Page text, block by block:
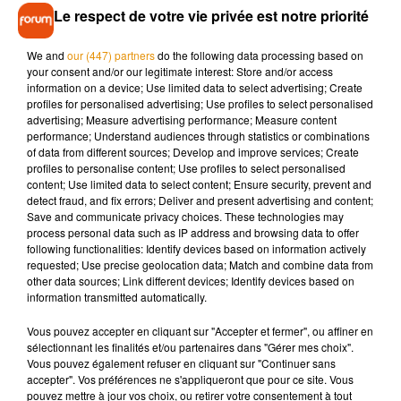
se constituer parties civiles et plus de 400 avocats sont
attendus.
#Médiator : Irène Frachon annonce le procès pour le 23
septembre 2019#lanceursdalertehttps://t.co/bCpf31kRmD
— alertes.me (@AlertesMe)30 janvier 2019
Musique
7 août 2026
Madonna sort enfin le remix de « Love
Sensation » avec Kylie Minogue
Angèle et Amélie Lens dévoilent leur
Le respect de votre vie privée est notre priorité
We and our (447) partnersdo the following data processing based on
your consent and/or our legitimate interest: Store and/or access
information on a device; Use limited data to select advertising; Create
profiles for personalised advertising; Use profiles to select personalised
advertising; Measure advertising performance; Measure content
performance; Understand audiences through statistics or combinations
of data from different sources; Develop and improve services; Create
profiles to personalise content; Use profiles to select personalised
content; Use limited data to select content; Ensure security, prevent and
detect fraud, and fix errors; Deliver and present advertising and content;
Save and communicate privacy choices. These technologies may
process personal data such as IP address and browsing data to offer
following functionalities: Identify devices based on information actively
requested; Use precise geolocation data; Match and combine data from
other data sources; Link different devices; Identify devices based on
information transmitted automatically.
Vous pouvez accepter en cliquant sur "Accepter et fermer", ou affiner en
sélectionnant les finalités et/ou partenaires dans "Gérer mes choix".
Vous pouvez également refuser en cliquant sur "Continuer sans
accepter". Vos préférences ne s'appliqueront que pour ce site. Vous
pouvez mettre à jour vos choix, ou retirer votre consentement à tout